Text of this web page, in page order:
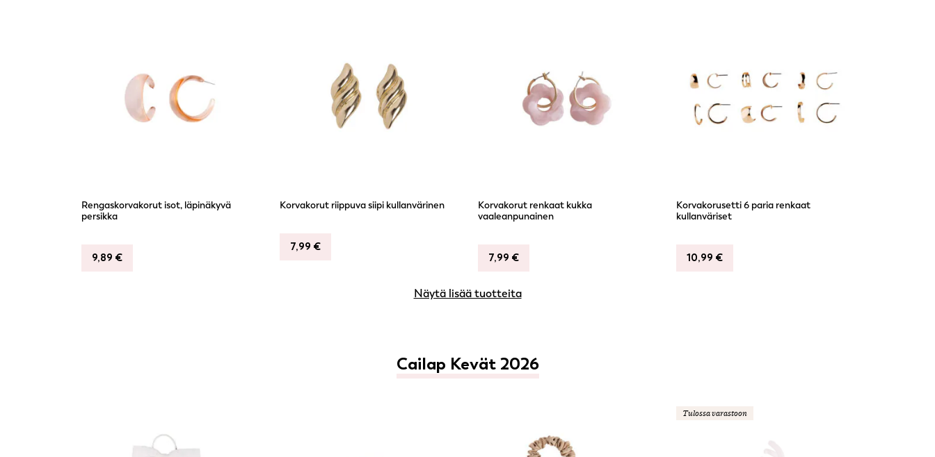
Rengaskorvakorut isot, läpinäkyvä
persikka
9,89 €
Korvakorut riippuva siipi kullanvärinen
7,99 €
Korvakorut renkaat kukka
vaaleanpunainen
7,99 €
Korvakorusetti 6 paria renkaat
kullanväriset
10,99 €
Näytä lisää tuotteita
Cailap Kevät 2026
Tulossa varastoon